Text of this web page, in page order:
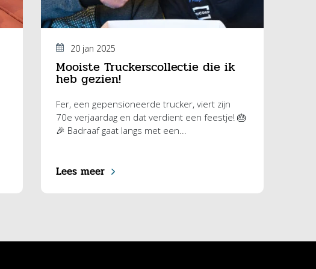
20 jan 2025
Mooiste Truckerscollectie die ik
heb gezien!
Fer, een gepensioneerde trucker, viert zijn
70e verjaardag en dat verdient een feestje! 🎂
🎉 Badraaf gaat langs met een...
Lees meer